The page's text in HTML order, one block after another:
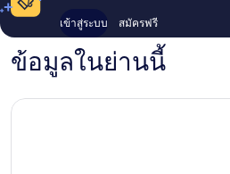
เข้าสู่ระบบ สมัครฟรี
ข้อมูลในย่านนี้